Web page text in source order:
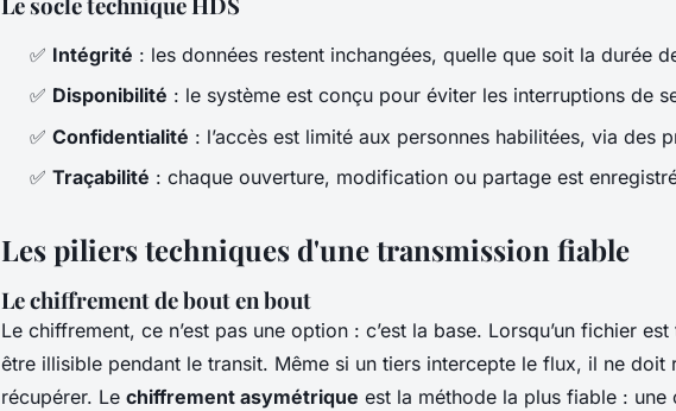
✅ Intégrité : les données restent inchangées, quelle que soit la durée
✅ Disponibilité : le système est conçu pour éviter les interruptions de
✅ Confidentialité : l’accès est limité aux personnes habilitées, via des
✅ Traçabilité : chaque ouverture, modification ou partage est
Les piliers techniques d'une transmission fiable
Le chiffrement de bout en bout
Le chiffrement, ce n’est pas une option : c’est la base. Lorsqu’un fichier
être illisible pendant le transit. Même si un tiers intercepte le flux, il ne doit
récupérer. Le chiffrement asymétrique est la méthode la plus fiable : une